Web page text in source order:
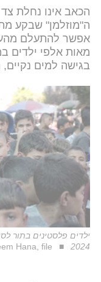
הכאב אינו נחלת
ה"מוזלמן" שבקע
אפשר להתעלם
מאות אלפי ילדים
בגישה למים
ילדים פלסטינים בתור
2024
Hana, file